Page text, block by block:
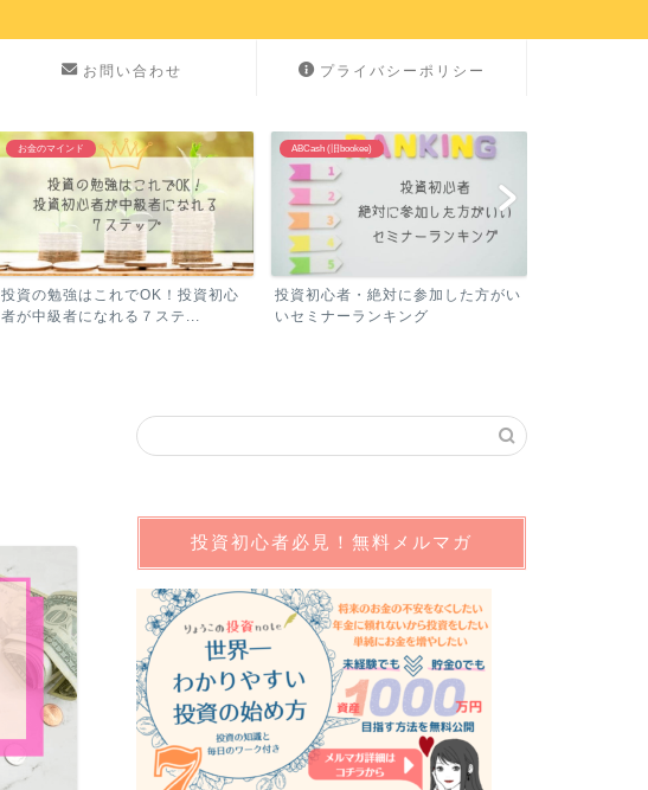
お問い合わせ プライバシーポリシー
お金のマインド
投資の勉強はこれでOK！投資初心
者が中級者になれる７ステ...
ABCash (旧bookee)
投資初心者・絶対に参加した方がい
いセミナーランキング
投資初心者必見！無料メルマガ